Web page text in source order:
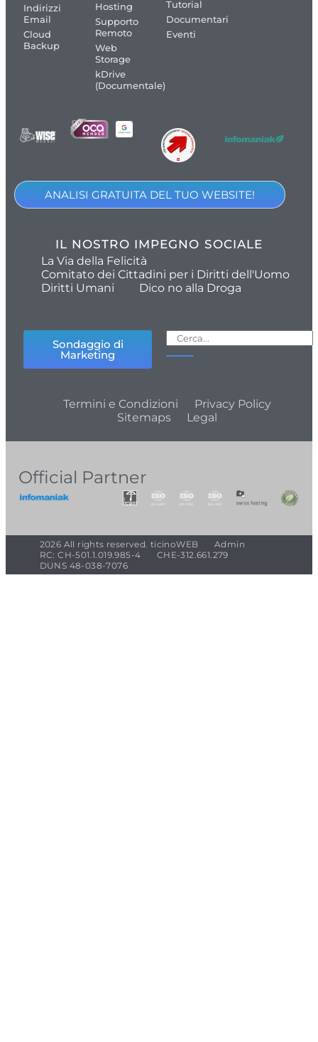
Indirizzi
Email
Cloud
Backup
Hosting
Supporto
Remoto
Web
Storage
kDrive
(Documentale)
Tutorial
Documentari
Eventi
ANALISI GRATUITA DEL TUO WEBSITE!
IL NOSTRO IMPEGNO SOCIALE
La Via della Felicità
Comitato dei Cittadini per i Diritti dell'Uomo
Diritti Umani
Dico no alla Droga
Sondaggio di
Marketing
Termini e Condizioni
Privacy Policy
Sitemaps
Legal
Official Partner
2026 All rights reserved. ticinoWEB
Admin
RC: CH-501.1.019.985-4
CHE-312.661.279
DUNS 48-038-7076